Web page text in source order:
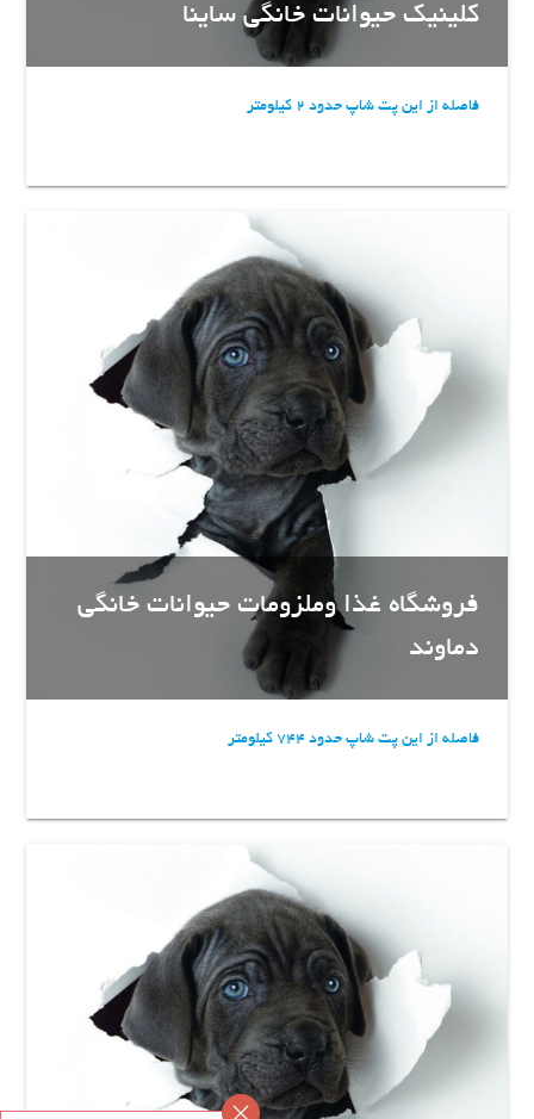
کلینیک حیوانات خانگی ساینا
فاصله از این پت شاپ حدود 2 کیلومتر
فروشگاه غذا وملزومات حیوانات خانگی
دماوند
فاصله از این پت شاپ حدود 744 کیلومتر